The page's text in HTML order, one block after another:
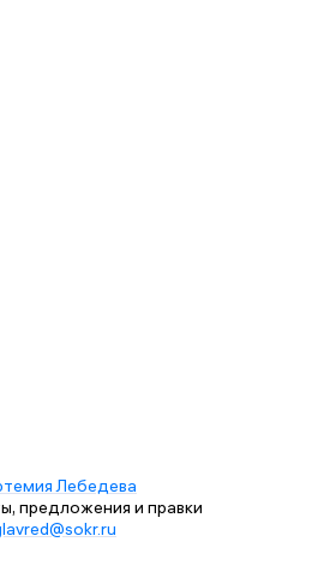
Лебедева
предложения и правки